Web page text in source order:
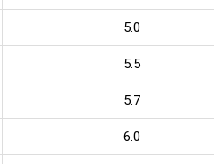
5.0
5.5
5.7
6.0